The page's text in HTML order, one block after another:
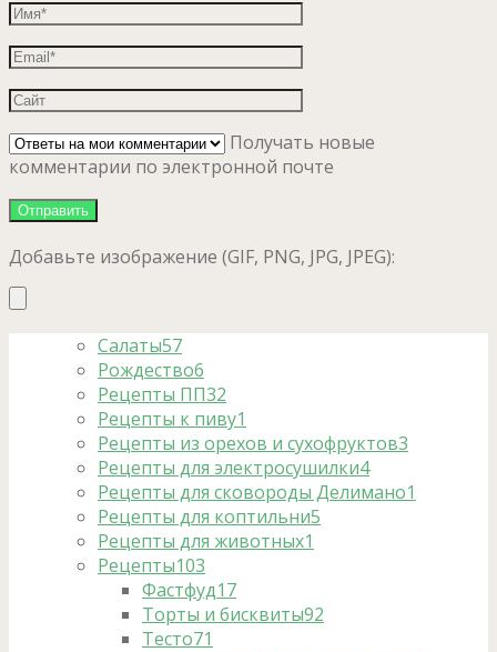
Получать новые
комментарии по электронной почте
Добавьте изображение (GIF, PNG, JPG, JPEG):
Салаты57
Рождество6
Рецепты ПП32
Рецепты к пиву1
Рецепты из орехов и сухофруктов3
Рецепты для электросушилки4
Рецепты для сковороды Делимано1
Рецепты для коптильни5
Рецепты для животных1
Рецепты103
Фастфуд17
Торты и бисквиты92
Тесто71